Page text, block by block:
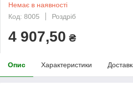
Немає в наявності
Код: 8005
Роздріб
4 907,50 ₴
Опис Характеристики